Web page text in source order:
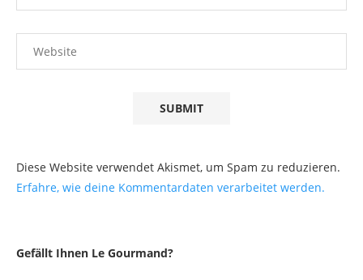
Diese Website verwendet Akismet, um Spam zu reduzieren.
Erfahre, wie deine Kommentardaten verarbeitet werden.
Gefällt Ihnen Le Gourmand?